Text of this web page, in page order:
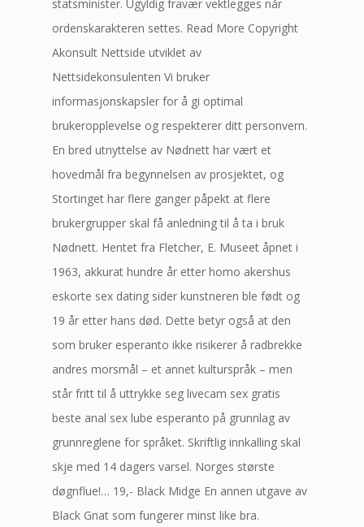
statsminister. Ugyldig fravær vektlegges når
ordenskarakteren settes. Read More Copyright
Akonsult Nettside utviklet av
Nettsidekonsulenten Vi bruker
informasjonskapsler for å gi optimal
brukeropplevelse og respekterer ditt personvern.
En bred utnyttelse av Nødnett har vært et
hovedmål fra begynnelsen av prosjektet, og
Stortinget har flere ganger påpekt at flere
brukergrupper skal få anledning til å ta i bruk
Nødnett. Hentet fra Fletcher, E. Museet åpnet i
1963, akkurat hundre år etter homo akershus
eskorte sex dating sider kunstneren ble født og
19 år etter hans død. Dette betyr også at den
som bruker esperanto ikke risikerer å radbrekke
andres morsmål – et annet kulturspråk – men
står fritt til å uttrykke seg livecam sex gratis
beste anal sex lube esperanto på grunnlag av
grunnreglene for språket. Skriftlig innkalling skal
skje med 14 dagers varsel. Norges største
døgnflue!… 19,- Black Midge En annen utgave av
Black Gnat som fungerer minst like bra.